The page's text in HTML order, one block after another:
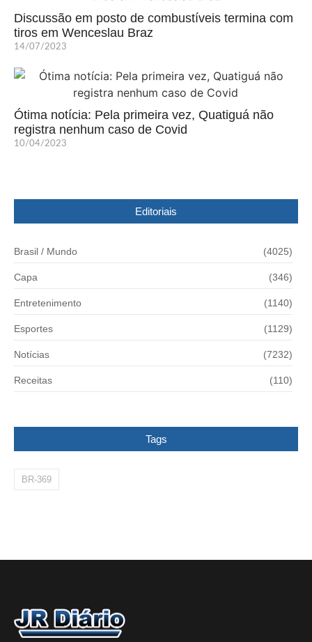
Discussão em posto de combustíveis termina com
tiros em Wenceslau Braz
14/07/2023
Ótima notícia: Pela primeira vez, Quatiguá não
registra nenhum caso de Covid
10/04/2023
Editoriais
Brasil / Mundo (4025)
Capa (346)
Entretenimento (1140)
Esportes (1129)
Notícias (7232)
Receitas (110)
Tags
BR-369